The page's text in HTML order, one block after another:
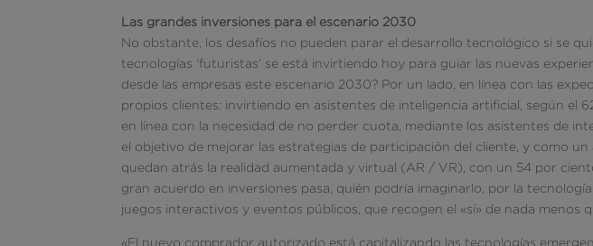
Las grandes inversiones para el escenario 2030
No obstante, los desafíos no pueden parar el desarrollo tecnológico si se
tecnologías ‘futuristas’ se está invirtiendo hoy para guiar las nuevas
desde las empresas este escenario 2030? Por un lado, en línea con las
propios clientes: invirtiendo en asistentes de inteligencia artificial, según el
en línea con la necesidad de no perder cuota, mediante los asistentes de
el objetivo de mejorar las estrategias de participación del cliente, y como
quedan atrás la realidad aumentada y virtual (AR / VR), con un 54 por
gran acuerdo en inversiones pasa, quién podría imaginarlo, por la
juegos interactivos y eventos públicos, que recogen el «sí» de nada menos
«El nuevo comprador autorizado está capitalizando las tecnologías